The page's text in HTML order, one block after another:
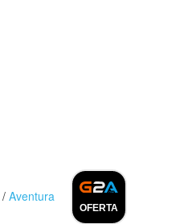
/ Aventura
OFERTA